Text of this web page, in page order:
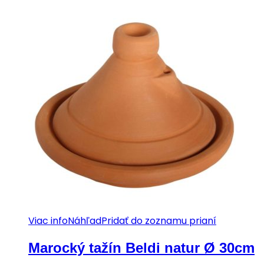
Viac infoNáhľadPridať do zoznamu prianí
Marocký tažín Beldi natur Ø 30cm